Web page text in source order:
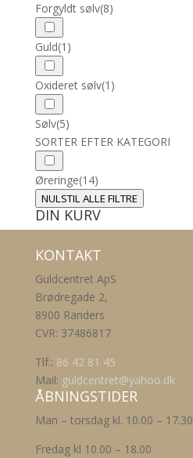
Forgyldt sølv(8)
Guld(1)
Oxideret sølv(1)
Sølv(5)
SORTER EFTER KATEGORI
Øreringe(14)
NULSTIL ALLE FILTRE
DIN KURV
KONTAKT
Guldcentret ApS
Brødregade 2,
8900 Randers
CVR: 37486817
Tlf.: 86 42 81 45
Mail: guldcentret@yahoo.dk
ÅBNINGSTIDER
Man – torsdag kl. 10.00 – 17.30
Fredag kl 10.00 – 18.00